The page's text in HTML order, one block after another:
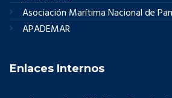
Asociación Marítima Nacional de
APADEMAR
Enlaces Internos